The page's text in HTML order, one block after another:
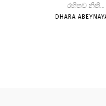
රහිතව නීති...
DHARA